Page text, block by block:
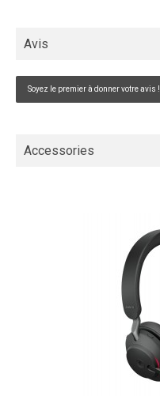
Avis
Soyez le premier à donner votre avis !
Accessories